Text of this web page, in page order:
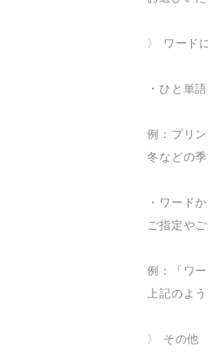
〉 ワード
・ひと単
例：プリ
冬などの
・ワード
ご指定や
例：「ワ
上記のよ
〉 その他